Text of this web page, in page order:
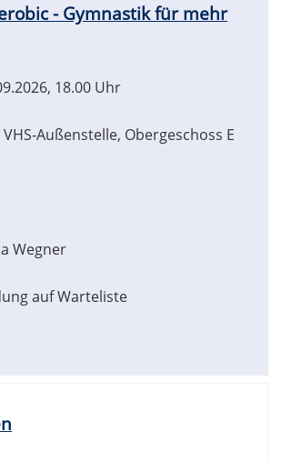
- Gymnastik für mehr
18.00 Uhr
Außenstelle, Obergeschoss E
Wegner
auf Warteliste